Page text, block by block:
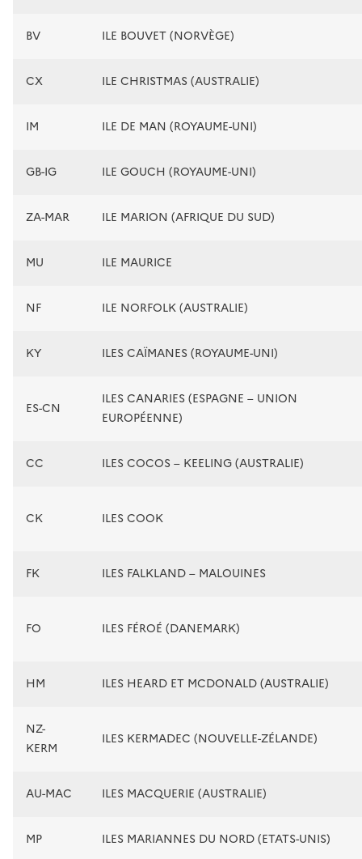
BV ILE BOUVET (NORVÈGE)
CX ILE CHRISTMAS (AUSTRALIE)
IM ILE DE MAN (ROYAUME-UNI)
GB-IG ILE GOUCH (ROYAUME-UNI)
ZA-MAR ILE MARION (AFRIQUE DU SUD)
MU ILE MAURICE
NF ILE NORFOLK (AUSTRALIE)
KY ILES CAÏMANES (ROYAUME-UNI)
ES-CN
ILES CANARIES (ESPAGNE – UNION
EUROPÉENNE)
CC ILES COCOS – KEELING (AUSTRALIE)
CK ILES COOK
FK ILES FALKLAND – MALOUINES
FO ILES FÉROÉ (DANEMARK)
HM ILES HEARD ET MCDONALD (AUSTRALIE)
NZ-
KERM
ILES KERMADEC (NOUVELLE-ZÉLANDE)
AU-MAC ILES MACQUERIE (AUSTRALIE)
MP ILES MARIANNES DU NORD (ETATS-UNIS)